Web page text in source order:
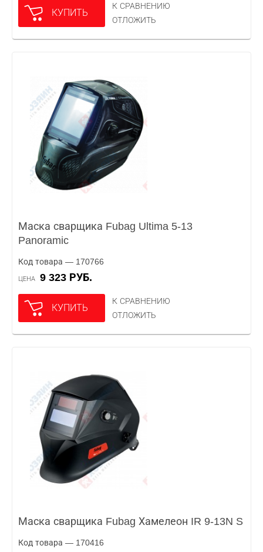
КУПИТЬ
К СРАВНЕНИЮ
ОТЛОЖИТЬ
Маска сварщика Fubag Ultima 5-13
Panoramic
Код товара — 170766
ЦЕНА 9 323 РУБ.
КУПИТЬ
К СРАВНЕНИЮ
ОТЛОЖИТЬ
Маска сварщика Fubag Хамелеон IR 9-13N S
Код товара — 170416